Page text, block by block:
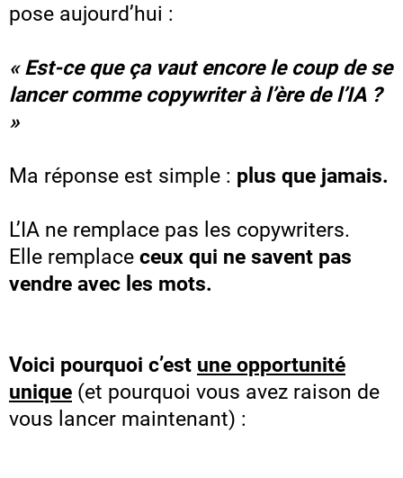
pose aujourd’hui :
« Est-ce que ça vaut encore le coup de se
lancer comme copywriter à l’ère de l’IA ?
»
Ma réponse est simple : plus que jamais.
L’IA ne remplace pas les copywriters.
Elle remplace ceux qui ne savent pas
vendre avec les mots.
Voici pourquoi c’est une opportunité
unique (et pourquoi vous avez raison de
vous lancer maintenant) :